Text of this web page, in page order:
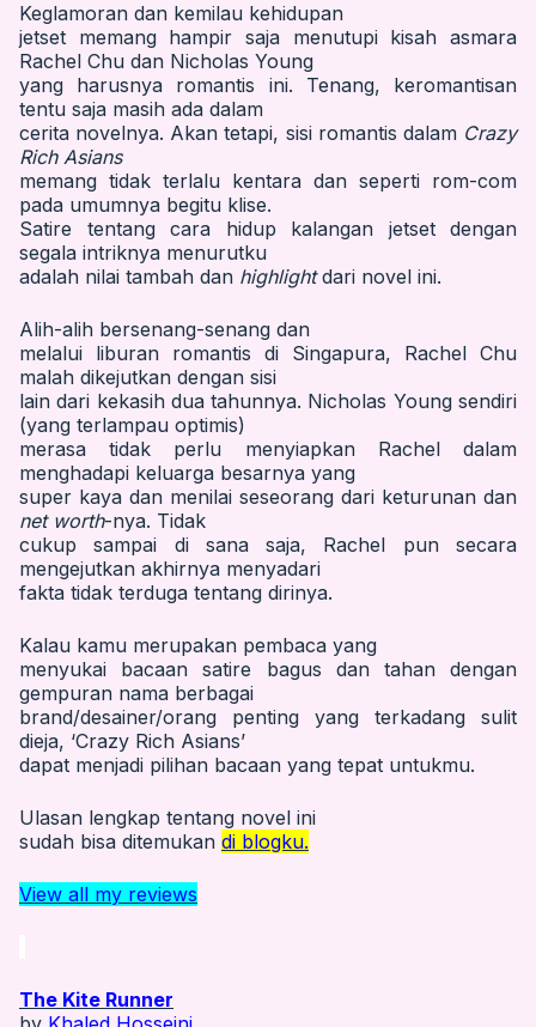
Keglamoran dan kemilau kehidupan
jetset memang hampir saja menutupi kisah asmara
Rachel Chu dan Nicholas Young
yang harusnya romantis ini. Tenang, keromantisan
tentu saja masih ada dalam
cerita novelnya. Akan tetapi, sisi romantis dalam Crazy
Rich Asians
memang tidak terlalu kentara dan seperti rom-com
pada umumnya begitu klise.
Satire tentang cara hidup kalangan jetset dengan
segala intriknya menurutku
adalah nilai tambah dan highlightdari novel ini.
Alih-alih bersenang-senang dan
melalui liburan romantis di Singapura, Rachel Chu
malah dikejutkan dengan sisi
lain dari kekasih dua tahunnya. Nicholas Young sendiri
(yang terlampau optimis)
merasa tidak perlu menyiapkan Rachel dalam
menghadapi keluarga besarnya yang
super kaya dan menilai seseorang dari keturunan dan
net worth-nya. Tidak
cukup sampai di sana saja, Rachel pun secara
mengejutkan akhirnya menyadari
fakta tidak terduga tentang dirinya.
Kalau kamu merupakan pembaca yang
menyukai bacaan satire bagus dan tahan dengan
gempuran nama berbagai
brand/desainer/orang penting yang terkadang sulit
dieja, ‘Crazy Rich Asians’
dapat menjadi pilihan bacaan yang tepat untukmu.
Ulasan lengkap tentang novel ini
sudah bisa ditemukan di blogku.
View all my reviews
The Kite Runner